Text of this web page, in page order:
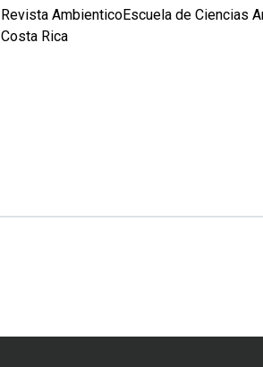
Revista AmbienticoEscuela de Ciencias
Costa Rica